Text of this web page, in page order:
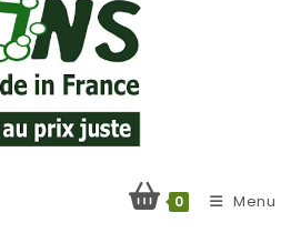
0 Menu